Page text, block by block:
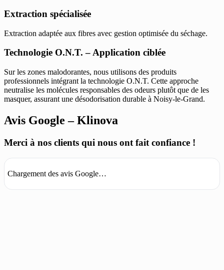
Extraction spécialisée
Extraction adaptée aux fibres avec gestion optimisée du séchage.
Technologie O.N.T. – Application ciblée
Sur les zones malodorantes, nous utilisons des produits
professionnels intégrant la technologie O.N.T. Cette approche
neutralise les molécules responsables des odeurs plutôt que de les
masquer, assurant une désodorisation durable à Noisy-le-Grand.
Avis Google – Klinova
Merci à nos clients qui nous ont fait confiance !
Chargement des avis Google…